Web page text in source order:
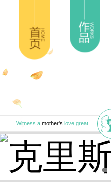
Witness a mother's love great